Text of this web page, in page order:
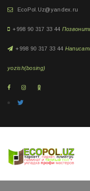
EcoPol.Uz@yandex.ru
+998 90 317 33 44
+998 90 317 33 44
yozish(bosing)